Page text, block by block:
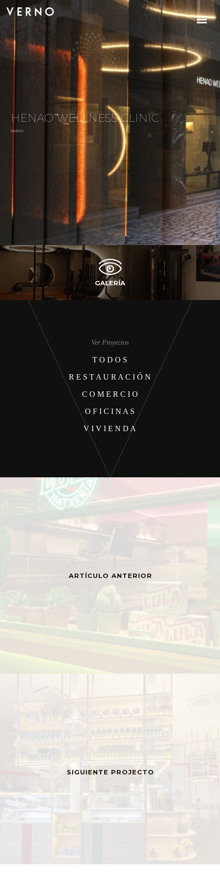
HENAO WELLNESS CLINIC
BILBAO
GALERÍA
Ver Proyectos
T O D O S
R E S T A U R A C I Ó N
C O M E R C I O
O F I C I N A S
V I V I E N D A
ARTÍCULO ANTERIOR
SIGUIENTE PROJECTO